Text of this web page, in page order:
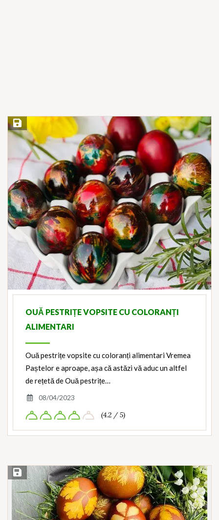
Save Recipe
OUĂ PESTRIȚE VOPSITE CU COLORANȚI
ALIMENTARI
Ouă pestrițe vopsite cu coloranți alimentari Vremea
Paștelor e aproape, așa că astăzi vă aduc un altfel
de rețetă de Ouă pestrițe…
08/04/2023
(4.2 / 5)
Save Recipe